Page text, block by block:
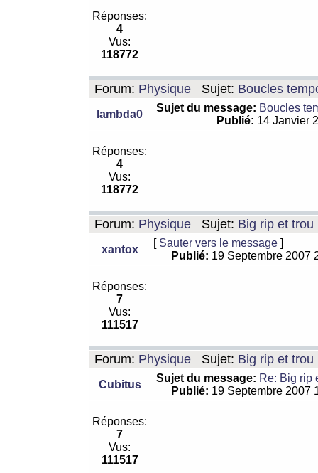
Réponses:
4
Vus:
118772
Forum: Physique Sujet: Boucles
lambda0
Sujet du message: Boucles
Publié: 14 Janvier
Réponses:
4
Vus:
118772
Forum: Physique Sujet: Big rip et trou
xantox
[ Sauter vers le message ]
Publié: 19 Septembre 2007
Réponses:
7
Vus:
111517
Forum: Physique Sujet: Big rip et trou
Cubitus
Sujet du message: Re: Big rip
Publié: 19 Septembre 2007
Réponses:
7
Vus:
111517